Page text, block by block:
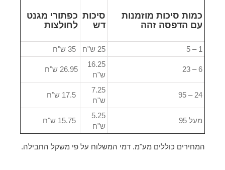
כמות סיכות מוזמנות
עם הדפסה זהה
סיכות
דש
כפתורי מגנט
לחולצות
1 – 5 25 ש"ח
6 – 23
16.25
ש"ח
26.95 ש"ח
24 – 95
7.25
ש"ח
מעל 95
5.25
ש"ח
המחירים כוללים מע"מ. דמי המשלוח על פי משקל החבילה.